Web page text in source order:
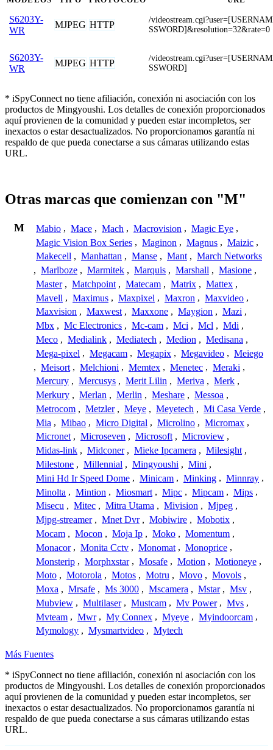
S6203Y-
WR
MJPEG HTTP
/
SSWORD]&resolution=32&rate=0
S6203Y-
WR
MJPEG HTTP
/
SSWORD]
* iSpyConnect no tiene afiliación, conexión ni asociación con los
productos de Mingyoushi. Los detalles de conexión proporcionados
aquí provienen de la comunidad y pueden estar incompletos, ser
inexactos o estar desactualizados. No proporcionamos garantía ni
respaldo de que pueda conectarse a sus cámaras utilizando estas
URL.
Otras marcas que comienzan con "M"
M Mabio , Mace , Mach , Macrovision , Magic Eye ,
Magic Vision Box Series , Maginon , Magnus , Maizic ,
Makecell , Manhattan , Manse , Mant , March Networks
, Marlboze , Marmitek , Marquis , Marshall , Masione ,
Master , Matchpoint , Matecam , Matrix , Mattex ,
Mavell , Maximus , Maxpixel , Maxron , Maxvideo ,
Maxvision , Maxwest , Maxxone , Maygion , Mazi ,
Mbx , Mc Electronics , Mc-cam , Mci , Mcl , Mdi ,
Meco , Medialink , Mediatech , Medion , Medisana ,
Mega-pixel , Megacam , Megapix , Megavideo , Meiego
, Meisort , Melchioni , Memtex , Menetec , Meraki ,
Mercury , Mercusys , Merit Lilin , Meriva , Merk ,
Merkury , Merlan , Merlin , Meshare , Messoa ,
Metrocom , Metzler , Meye , Meyetech , Mi Casa Verde ,
Mia , Mibao , Micro Digital , Microlino , Micromax ,
Micronet , Microseven , Microsoft , Microview ,
Midas-link , Midconer , Mieke Ipcamera , Milesight ,
Milestone , Millennial , Mingyoushi , Mini ,
Mini Hd Ir Speed Dome , Minicam , Minking , Minnray ,
Minolta , Mintion , Miosmart , Mipc , Mipcam , Mips ,
Misecu , Mitec , Mitra Utama , Mivision , Mjpeg ,
Mjpg-streamer , Mnet Dvr , Mobiwire , Mobotix ,
Mocam , Mocon , Moja Ip , Moko , Momentum ,
Monacor , Monita Cctv , Monomat , Monoprice ,
Monsterip , Morphxstar , Mosafe , Motion , Motioneye ,
Moto , Motorola , Motos , Motru , Movo , Movols ,
Moxa , Mrsafe , Ms 3000 , Mscamera , Mstar , Msv ,
Mubview , Multilaser , Mustcam , Mv Power , Mvs ,
Mvteam , Mwr , My Connex , Myeye , Myindoorcam ,
Mymology , Mysmartvideo , Mytech
Más Fuentes
* iSpyConnect no tiene afiliación, conexión ni asociación con los
productos de Mingyoushi. Los detalles de conexión proporcionados
aquí provienen de la comunidad y pueden estar incompletos, ser
inexactos o estar desactualizados. No proporcionamos garantía ni
respaldo de que pueda conectarse a sus cámaras utilizando estas
URL.